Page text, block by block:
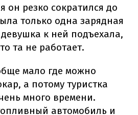
он резко сократился до
только одна зарядная
к ней подъехала,
та не работает.
мало где можно
а потому туристка
много времени.
автомобиль и